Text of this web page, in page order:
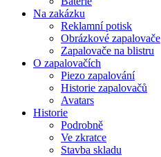
Na zakázku
Reklamní potisk
Obrázkové zapalovače
Zapalovače na blistru
O zapalovačích
Piezo zapalování
Historie zapalovačů
Avatars
Historie
Podrobně
Ve zkratce
Stavba skladu